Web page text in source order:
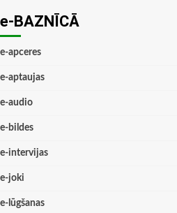
e-BAZNĪCĀ
e-apceres
e-aptaujas
e-audio
e-bildes
e-intervijas
e-joki
e-lūgšanas